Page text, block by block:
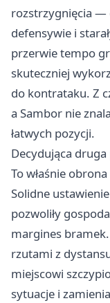
rozstrzygnięcia —
defensywie i
przerwie tempo
skuteczniej
do kontrataku. Z
a Sambor nie
łatwych pozycji.
Decydująca
To właśnie
Solidne
pozwoliły
margines
rzutami z
miejscowi
sytuacje i